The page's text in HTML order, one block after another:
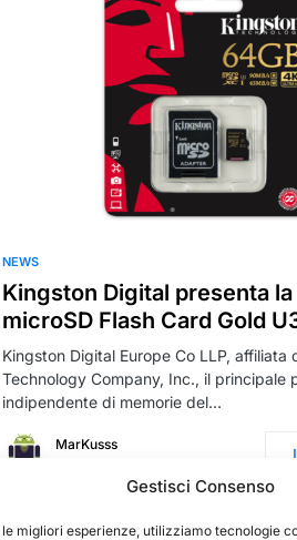
Gestisci Consenso
migliori esperienze, utilizziamo tecnologie
NEWS
Kingston Digital presenta
microSD Flash Card Gold
Kingston Digital Europe Co LLP, affiliata
Technology Company, Inc., il principale
indipendente di memorie del…
MarKusss